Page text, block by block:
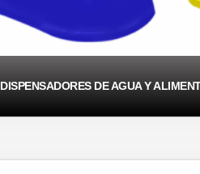
DISPENSADORES DE AGUA Y